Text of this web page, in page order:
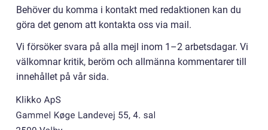
Behöver du komma i kontakt med redaktionen kan du
göra det genom att kontakta oss via mail.
Vi försöker svara på alla mejl inom 1–2 arbetsdagar. Vi
välkomnar kritik, beröm och allmänna kommentarer till
innehållet på vår sida.